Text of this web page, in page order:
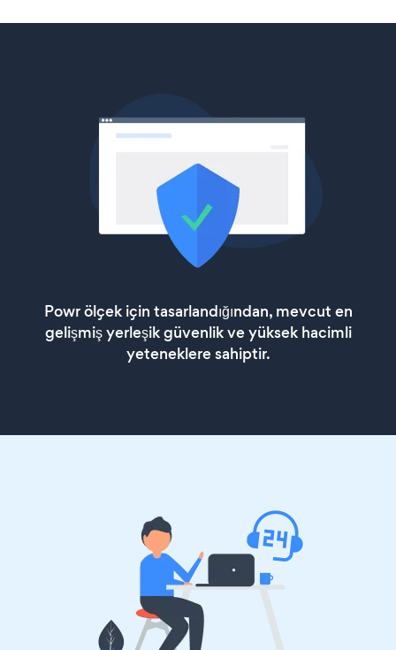
Powr ölçek için tasarlandığından, mevcut en
gelişmiş yerleşik güvenlik ve yüksek hacimli
yeteneklere sahiptir.